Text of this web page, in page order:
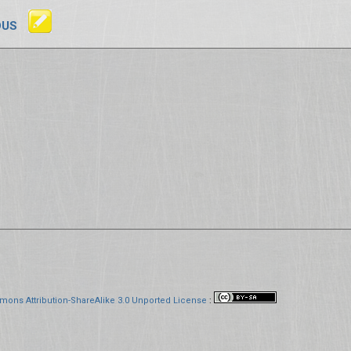
Attribution-ShareAlike 3.0 Unported License :